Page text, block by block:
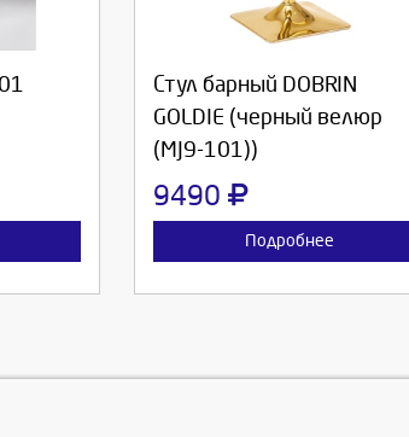
Стул барный DOBRIN
GOLDIE (черный велюр
(MJ9-101))
9490
Подробнее